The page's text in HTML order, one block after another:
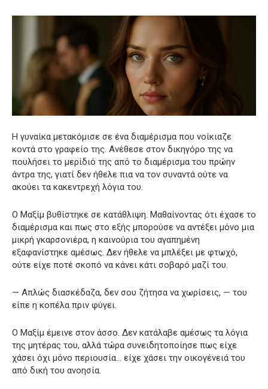
Η γυναίκα μετακόμισε σε ένα διαμέρισμα που νοίκιαζε
κοντά στο γραφείο της. Ανέθεσε στον δικηγόρο της να
πουλήσει το μερίδιό της από το διαμέρισμα του πρώην
άντρα της, γιατί δεν ήθελε πια να τον συναντά ούτε να
ακούει τα κακεντρεχή λόγια του.
Ο Μαξίμ βυθίστηκε σε κατάθλιψη. Μαθαίνοντας ότι έχασε το
διαμέρισμα και πως στο εξής μπορούσε να αντέξει μόνο μια
μικρή γκαρσονιέρα, η καινούρια του αγαπημένη
εξαφανίστηκε αμέσως. Δεν ήθελε να μπλέξει με φτωχό,
ούτε είχε ποτέ σκοπό να κάνει κάτι σοβαρό μαζί του.
— Απλώς διασκέδαζα, δεν σου ζήτησα να χωρίσεις, — του
είπε η κοπέλα πριν φύγει.
Ο Μαξίμ έμεινε στον άσσο. Δεν κατάλαβε αμέσως τα λόγια
της μητέρας του, αλλά τώρα συνειδητοποίησε πως είχε
χάσει όχι μόνο περιουσία… είχε χάσει την οικογένειά του
από δική του ανοησία.